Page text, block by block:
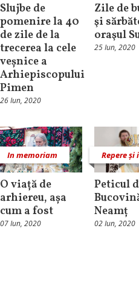
Slujbe de
pomenire la 40
de zile de la
trecerea la cele
veșnice a
Arhiepiscopului
Pimen
26 Iun, 2020
Zile de
şi
oraşul
25 Iun, 2020
In memoriam
O viață de
arhiereu, așa
cum a fost
07 Iun, 2020
Repere și
Peticul
Neamț
02 Iun, 2020